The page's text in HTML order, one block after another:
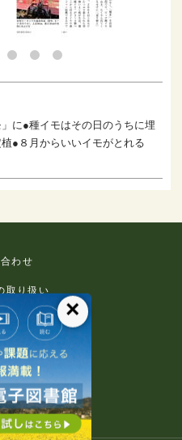
に●種イモはその日のうちに埋
●８月からいいイモがとれる
わせ
取り扱い
項
約
境
ついて
×